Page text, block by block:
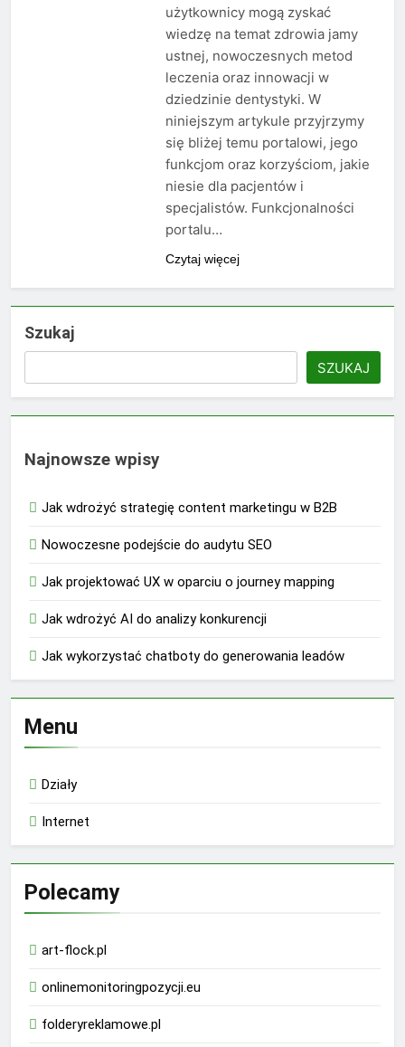
użytkownicy mogą zyskać
wiedzę na temat zdrowia jamy
ustnej, nowoczesnych metod
leczenia oraz innowacji w
dziedzinie dentystyki. W
niniejszym artykule przyjrzymy
się bliżej temu portalowi, jego
funkcjom oraz korzyściom, jakie
niesie dla pacjentów i
specjalistów. Funkcjonalności
portalu…
Czytaj więcej
Szukaj
SZUKAJ
Najnowsze wpisy
Jak wdrożyć strategię content marketingu w B2B
Nowoczesne podejście do audytu SEO
Jak projektować UX w oparciu o journey mapping
Jak wdrożyć AI do analizy konkurencji
Jak wykorzystać chatboty do generowania leadów
Menu
Działy
Internet
Polecamy
art-flock.pl
onlinemonitoringpozycji.eu
folderyreklamowe.pl